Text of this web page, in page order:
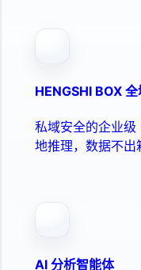
HENGSHI BOX
私域安全的企业
地推理，数据不出
AI 分析智能体